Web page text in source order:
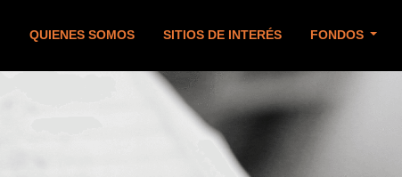
QUIENES SOMOS SITIOS DE INTERÉS FONDOS